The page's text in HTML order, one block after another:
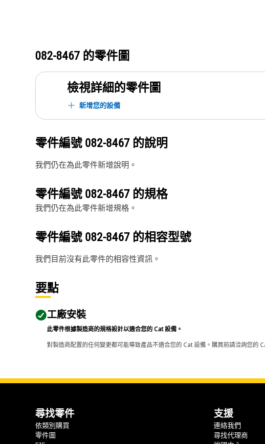
082-8467 的零件圖
檢視詳細的零件圖
新增您的設備
零件編號 082-8467 的說明
我們仍在為此零件新增說明。
零件編號 082-8467 的規格
我們仍在為此零件新增規格。
零件編號 082-8467 的相容型號
我們目前沒有此零件的相容性資訊。
要點
工廠安裝
此零件根據製造商的規格設計以適合您的 Cat 設備。
對製造商配置的任何變更都可能導致產品不適合您的 Cat 設備。購買前請洽詢您的
尋找零件
依類別購買
零件圖
支援
連絡我們
尋找代理商